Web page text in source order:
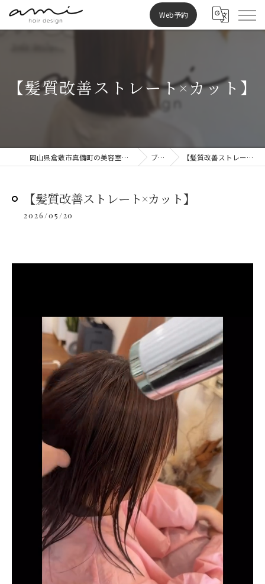
Web予約
【髪質改善ストレート×カット】
岡山県倉敷市真備町の美容室ならami hair design ブログ 【髪質改善ストレート×カット】
【髪質改善ストレート×カット】
2026/05/20